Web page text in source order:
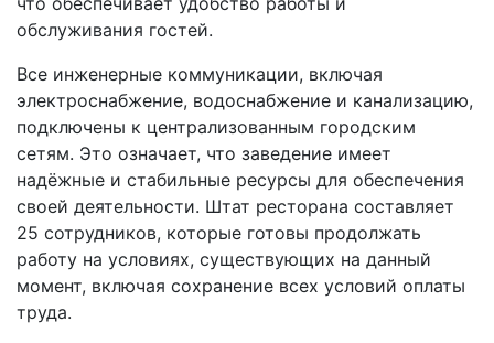
обслуживания гостей.
Все инженерные коммуникации, включая
электроснабжение, водоснабжение и канализацию,
подключены к централизованным городским
сетям. Это означает, что заведение имеет
надёжные и стабильные ресурсы для обеспечения
своей деятельности. Штат ресторана составляет
25 сотрудников, которые готовы продолжать
работу на условиях, существующих на данный
момент, включая сохранение всех условий оплаты
труда.